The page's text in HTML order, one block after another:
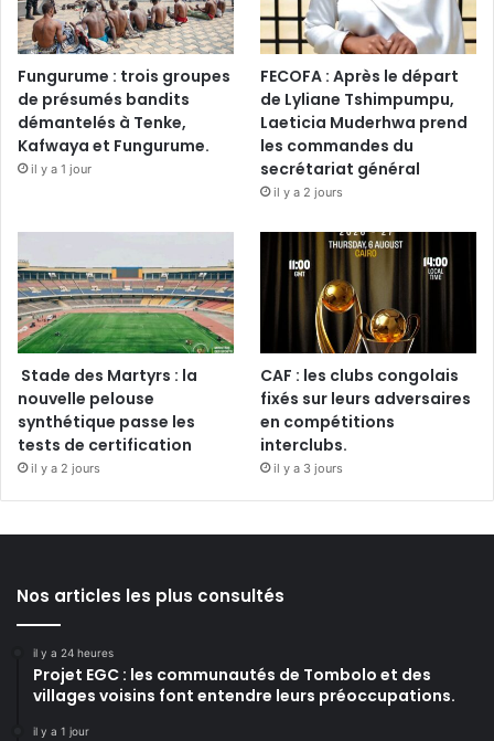
Fungurume : trois groupes
de présumés bandits
démantelés à Tenke,
Kafwaya et Fungurume.
il y a 1 jour
FECOFA : Après le départ
de Lyliane Tshimpumpu,
Laeticia Muderhwa prend
les commandes du
secrétariat général
il y a 2 jours
Stade des Martyrs : la
nouvelle pelouse
synthétique passe les
tests de certification
il y a 2 jours
CAF : les clubs congolais
fixés sur leurs adversaires
en compétitions
interclubs.
il y a 3 jours
Nos articles les plus consultés
il y a 24 heures
Projet EGC : les communautés de Tombolo et des
villages voisins font entendre leurs préoccupations.
il y a 1 jour